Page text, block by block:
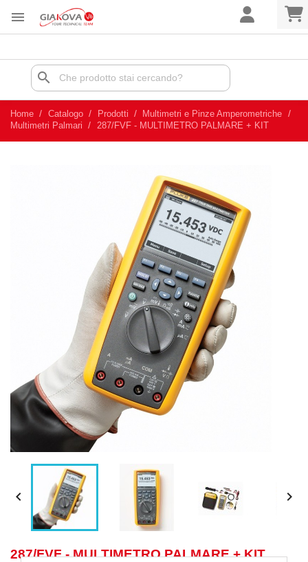

search
Home Catalogo Prodotti
Multimetri e Pinze Amperometriche
Multimetri Palmari
287/FVF - MULTIMETRO PALMARE + KIT
 
287/FVF - MULTIMETRO PALMARE + KIT